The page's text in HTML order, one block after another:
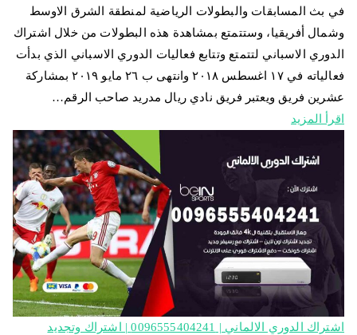
في بث المسابقات والبطولات الرياضية لمنطقة الشرق الاوسط
وشمال أفريقيا، وستتمتع بمشاهدة هذه البطولات من خلال اشتراك
الدوري الاسباني لتتمتع وتتابع فعاليات الدوري الاسباني الذي بدأت
فعالياته في ١٧ اغسطس ٢٠١٨ وانتهى ب ٢٦ مايو ٢٠١٩ بمشاركة
عشرين فريق ويعتبر فريق نادي ريال مدريد صاحب الرقم…
اقرأ المزيد
اشتراك الدوري الالماني | 0096555404241 | اشتراك وتجديد